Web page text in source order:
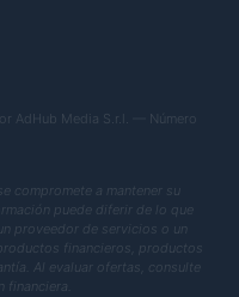
AdHub Media S.r.l. — Número
compromete a mantener su
puede diferir de lo que
proveedor de servicios o un
financieros, productos
Al evaluar ofertas, consulte
financiera.